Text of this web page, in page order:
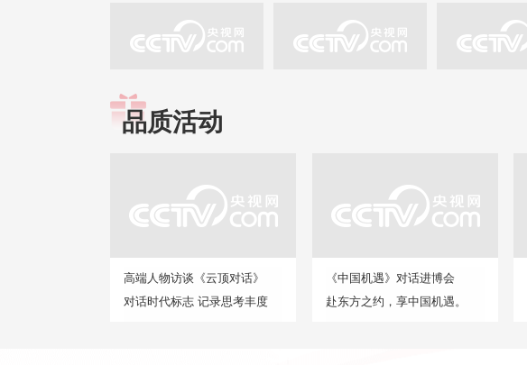
品质活动
高端人物访谈《云顶对话》
对话时代标志 记录思考丰度
《中国机遇》对话进博会
赴东方之约，享中国机遇。